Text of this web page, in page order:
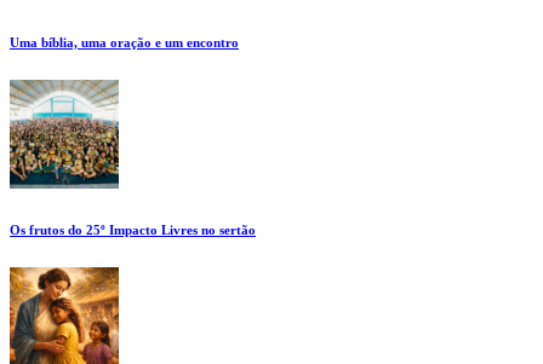
Uma bíblia, uma oração e um encontro
Os frutos do 25º Impacto Livres no sertão